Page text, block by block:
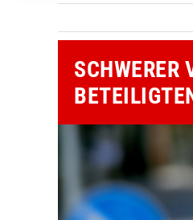
SCHWERER